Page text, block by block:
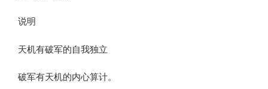
说明
天机有破军的自我独立
破军有天机的内心算计。